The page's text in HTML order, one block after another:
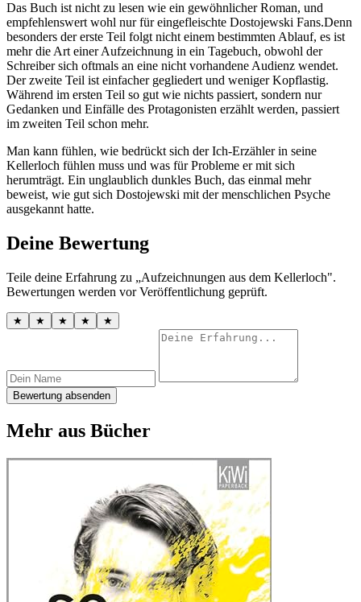
Das Buch ist nicht zu lesen wie ein gewöhnlicher Roman, und
empfehlenswert wohl nur für eingefleischte Dostojewski Fans.Denn
besonders der erste Teil folgt nicht einem bestimmten Ablauf, es ist
mehr die Art einer Aufzeichnung in ein Tagebuch, obwohl der
Schreiber sich oftmals an eine nicht vorhandene Audienz wendet.
Der zweite Teil ist einfacher gegliedert und weniger Kopflastig.
Während im ersten Teil so gut wie nichts passiert, sondern nur
Gedanken und Einfälle des Protagonisten erzählt werden, passiert
im zweiten Teil schon mehr.
Man kann fühlen, wie bedrückt sich der Ich-Erzähler in seine
Kellerloch fühlen muss und was für Probleme er mit sich
herumträgt. Ein unglaublich dunkles Buch, das einmal mehr
beweist, wie gut sich Dostojewski mit der menschlichen Psyche
ausgekannt hatte.
Deine Bewertung
Teile deine Erfahrung zu „Aufzeichnungen aus dem Kellerloch".
Bewertungen werden vor Veröffentlichung geprüft.
★ ★ ★ ★ ★
Bewertung absenden
Mehr aus Bücher